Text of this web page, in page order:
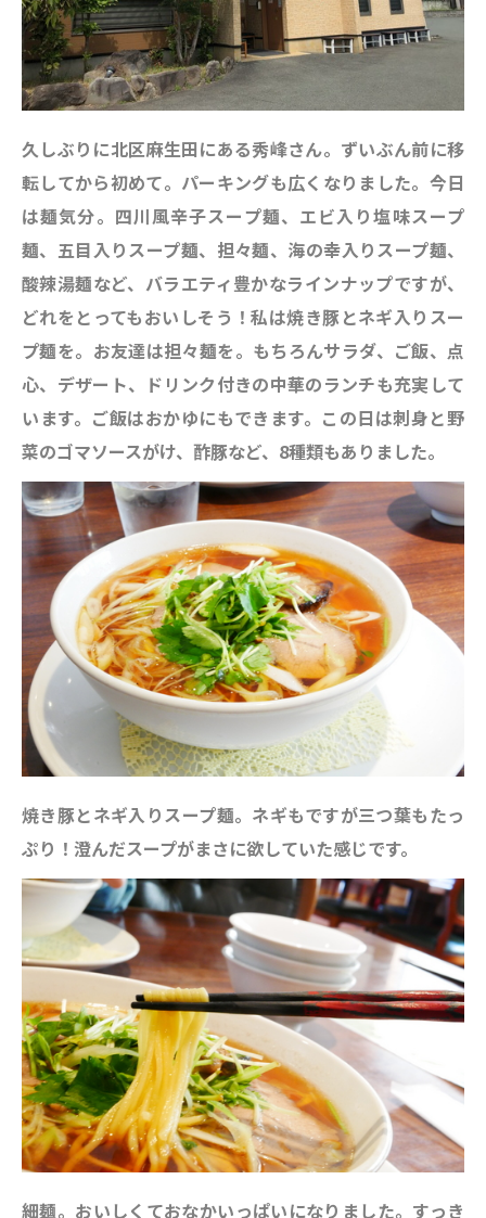
久しぶりに北区麻生田にある秀峰さん。ずいぶん前に移
転してから初めて。パーキングも広くなりました。今日
は麺気分。四川風辛子スープ麺、エビ入り塩味スープ
麺、五目入りスープ麺、担々麺、海の幸入りスープ麺、
酸辣湯麺など、バラエティ豊かなラインナップですが、
どれをとってもおいしそう！私は焼き豚とネギ入りスー
プ麺を。お友達は担々麺を。もちろんサラダ、ご飯、点
心、デザート、ドリンク付きの中華のランチも充実して
います。ご飯はおかゆにもできます。この日は刺身と野
菜のゴマソースがけ、酢豚など、8種類もありました。
焼き豚とネギ入りスープ麺。ネギもですが三つ葉もたっ
ぷり！澄んだスープがまさに欲していた感じです。
細麺。おいしくておなかいっぱいになりました。すっき